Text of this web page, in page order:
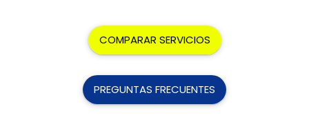
COMPARAR SERVICIOS
PREGUNTAS FRECUENTES